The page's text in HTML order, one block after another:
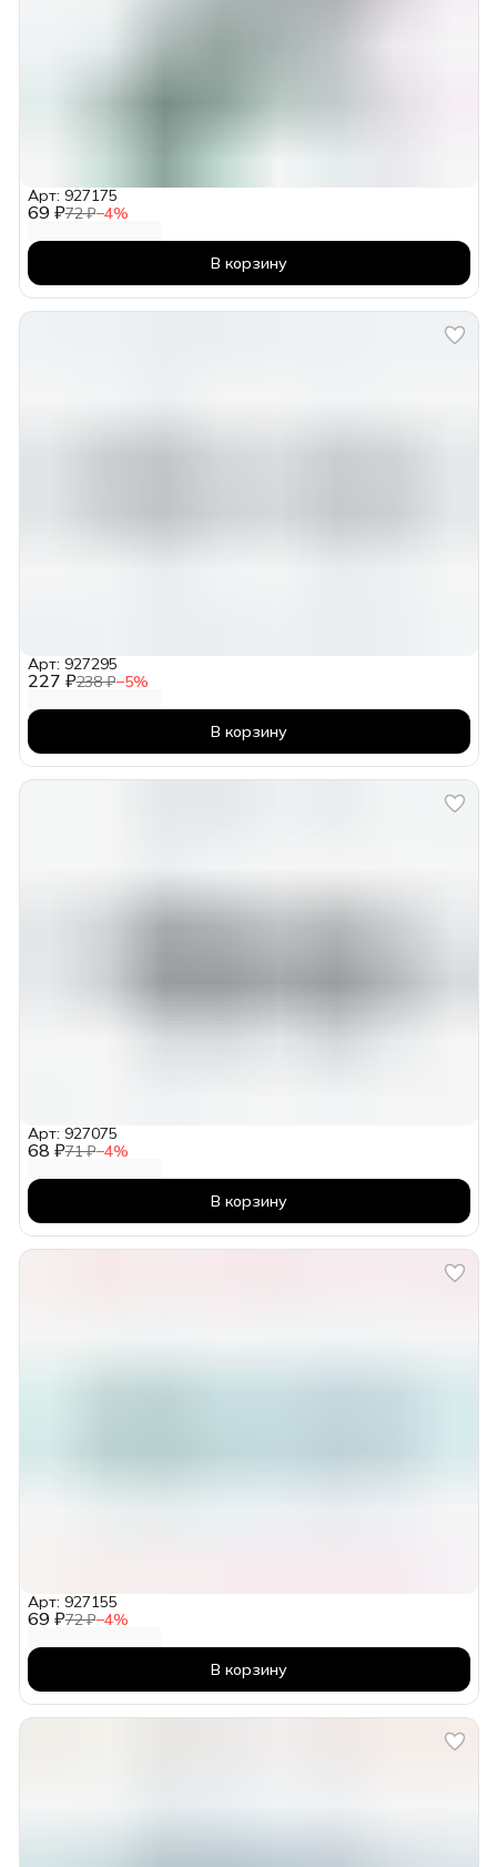
69 ₽72 ₽−4%
Арт: 927175
В корзину
227 ₽238 ₽−5%
Арт: 927295
В корзину
68 ₽71 ₽−4%
Арт: 927075
В корзину
69 ₽72 ₽−4%
Арт: 927155
В корзину